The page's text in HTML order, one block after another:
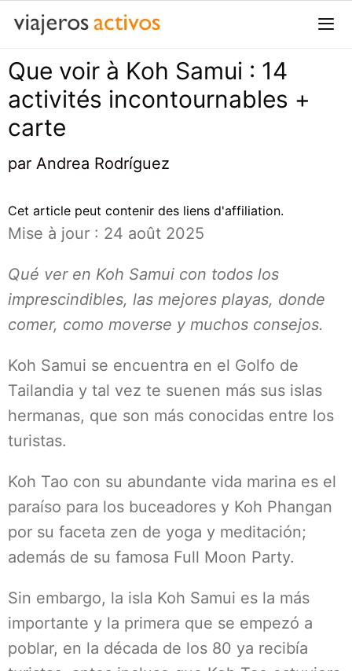
Passer
contenu
Que voir à Koh Samui : 14
activités incontournables +
carte
par Andrea Rodríguez
Cet article peut contenir des liens d'affiliation.
Mise à jour : 24 août 2025
Qué ver en Koh Samui con todos los
imprescindibles, las mejores playas, donde
comer, como moverse y muchos consejos.
Koh Samui se encuentra en el Golfo de
Tailandia y tal vez te suenen más sus islas
hermanas, que son más conocidas entre los
turistas.
Koh Tao con su abundante vida marina es el
paraíso para los buceadores y Koh Phangan
por su faceta zen de yoga y meditación;
además de su famosa Full Moon Party.
Sin embargo, la isla Koh Samui es la más
importante y la primera que se empezó a
poblar, en la década de los 80 ya recibía